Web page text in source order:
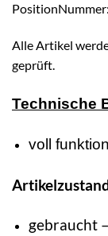
Alle Artikel
geprüft.
Technische
voll
gebraucht